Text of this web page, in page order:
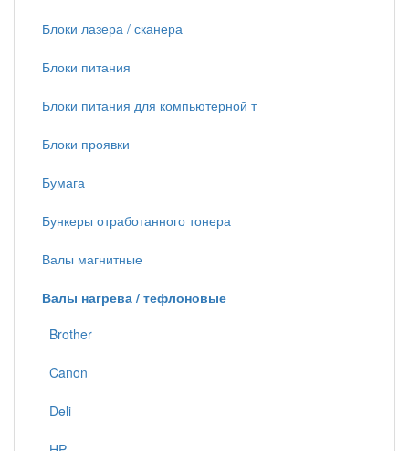
Блоки лазера / сканера
Блоки питания
Блоки питания для компьютерной т
Блоки проявки
Бумага
Бункеры отработанного тонера
Валы магнитные
Валы нагрева / тефлоновые
Brother
Canon
Deli